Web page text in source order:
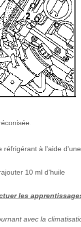
réfrigérant à l'aide d'une
10 ml d'huile
les
avec la